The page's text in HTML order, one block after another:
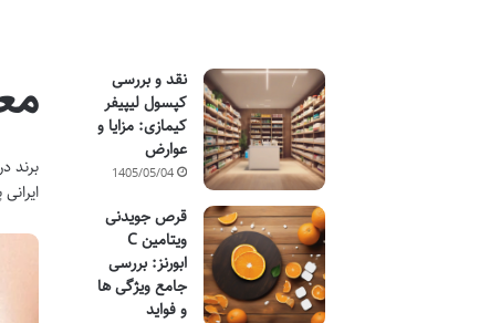
برند
نقد و بررسی
کپسول لیپیفر
کیمازی: مزایا و
عوارض
1405/05/04
قرص جویدنی
ویتامین C
ابورنز: بررسی
جامع ویژگی ها
و فواید